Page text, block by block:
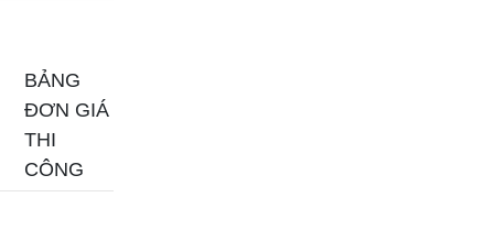
BẢNG
ĐƠN GIÁ
THI
CÔNG